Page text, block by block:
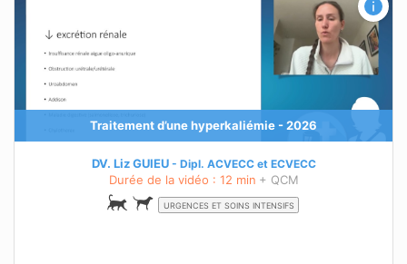
Traitement d’une hyperkaliémie - 2026
DV. Liz GUIEU Dipl. ACVECCet ECVECC
Durée de la vidéo : 12 min + QCM
URGENCES ET SOINS INTENSIFS